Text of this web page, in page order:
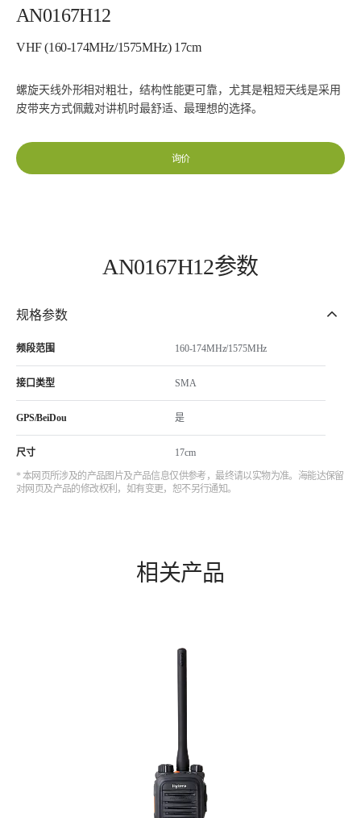
AN0167H12
VHF (160-174MHz/1575MHz) 17cm
螺旋天线外形相对粗壮，结构性能更可靠，尤其是粗短天线是采用
皮带夹方式佩戴对讲机时最舒适、最理想的选择。
询价
AN0167H12参数
规格参数
频段范围 160-174MHz/1575MHz
接口类型 SMA
GPS/BeiDou 是
尺寸 17cm
* 本网页所涉及的产品图片及产品信息仅供参考，最终请以实物为准。海能达保留
对网页及产品的修改权利，如有变更，恕不另行通知。
相关产品